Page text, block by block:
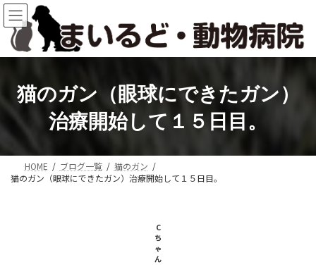
コ
ン
キ
プ
ナ
ビ
に
動
猫のガン（眼球にできたガン）
治療開始して１５日目。
HOME ブログ一覧
猫のガン
猫のガン（眼球にできたガン）治療開始して１５日目。
C
ち
ゃ
ん